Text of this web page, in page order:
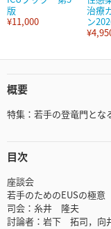
版
¥11,000
治療
ン
概要
特集：若手の登竜門とな
目次
座談会
若手のためのEUSの極意
司会：糸井 隆夫
討論者：岩下 拓司，向